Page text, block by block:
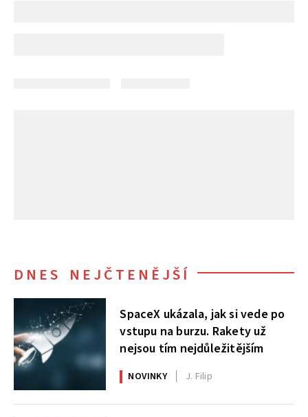
DNES NEJČTENĚJŠÍ
SpaceX ukázala, jak si vede po
vstupu na burzu. Rakety už
nejsou tím nejdůležitějším
NOVINKY J. Filip